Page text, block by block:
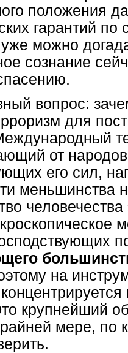
положения
гарантий по
можно
сознание
вопрос:
для
от
его сил,
меньшинства
человечества
на
крупнейший
мере, по